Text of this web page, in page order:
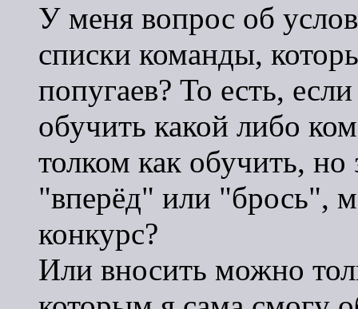
У меня вопрос об
списки команды,
попугаев? То есть,
обучить какой либо
толком как обучить, но
"вперёд" или "брось",
конкурс?
Или вносить можно